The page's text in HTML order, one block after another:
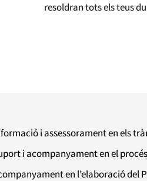
resoldran tots els teus
i assessorament en els
i acompanyament en el
en l’elaboració del